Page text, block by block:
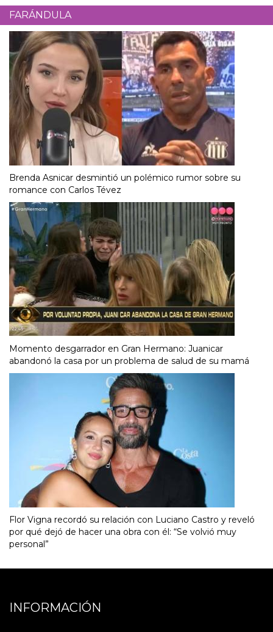
FARÁNDULA
Brenda Asnicar desmintió un polémico rumor sobre su
romance con Carlos Tévez
Momento desgarrador en Gran Hermano: Juanicar
abandonó la casa por un problema de salud de su mamá
Flor Vigna recordó su relación con Luciano Castro y reveló
por qué dejó de hacer una obra con él: “Se volvió muy
personal”
INFORMACIÓN